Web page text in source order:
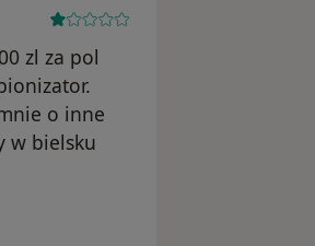
zl za pol
o inne
w bielsku